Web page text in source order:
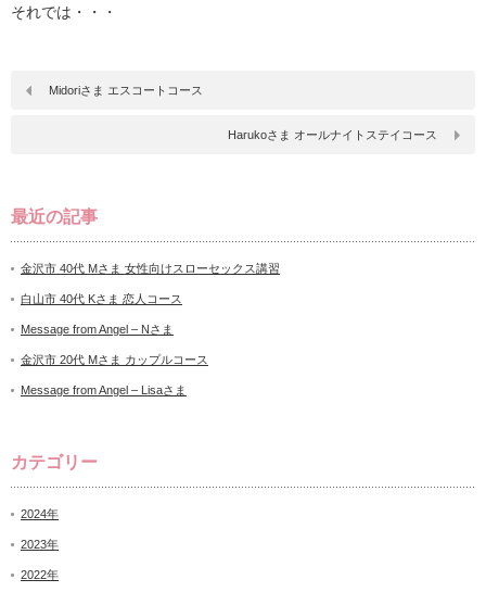
それでは・・・
Midoriさま エスコートコース
Harukoさま オールナイトステイコース
最近の記事
金沢市 40代 Mさま 女性向けスローセックス講習
白山市 40代 Kさま 恋人コース
Message from Angel – Nさま
金沢市 20代 Mさま カップルコース
Message from Angel – Lisaさま
カテゴリー
2024年
2023年
2022年